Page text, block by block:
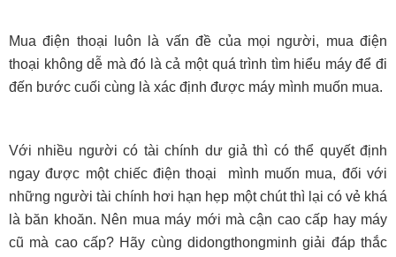
Mua điện thoại luôn là vấn đề của mọi người, mua điện
thoại không dễ mà đó là cả một quá trình tìm hiểu máy để đi
đến bước cuối cùng là xác định được máy mình muốn mua.
Với nhiều người có tài chính dư giả thì có thể quyết định
ngay được một chiếc điện thoại mình muốn mua, đối với
những người tài chính hơi hạn hẹp một chút thì lại có vẻ khá
là băn khoăn. Nên mua máy mới mà cận cao cấp hay máy
cũ mà cao cấp? Hãy cùng didongthongminh giải đáp thắc